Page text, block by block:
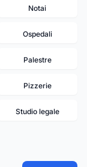
Notai
Ospedali
Palestre
Pizzerie
Studio legale